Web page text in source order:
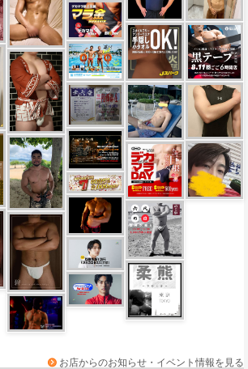
お店からのお知らせ・イベント情報を見る